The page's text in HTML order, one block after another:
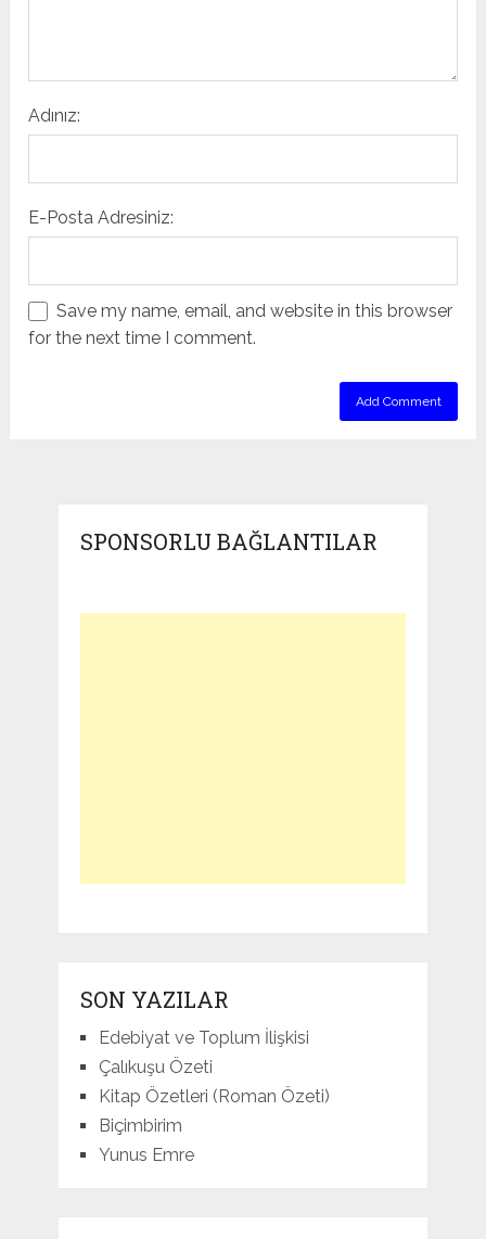
Adınız:
E-Posta Adresiniz:
Save my name, email, and website in this browser
for the next time I comment.
SPONSORLU BAĞLANTILAR
SON YAZILAR
Edebiyat ve Toplum İlişkisi
Çalıkuşu Özeti
Kitap Özetleri (Roman Özeti)
Biçimbirim
Yunus Emre